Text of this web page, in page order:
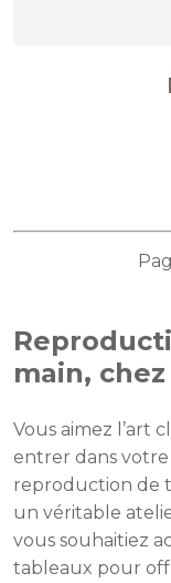
main,
Vous aimez l’art
entrer dans
reproduction de
un véritable
vous souhaitiez
tableaux pour